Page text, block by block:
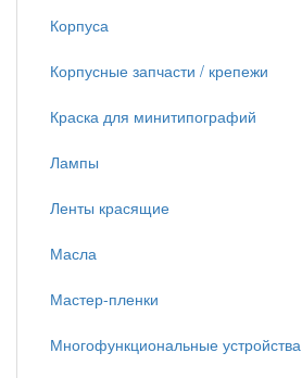
Корпуса
Корпусные запчасти / крепежи
Краска для минитипографий
Лампы
Ленты красящие
Масла
Мастер-пленки
Многофункциональные устройства